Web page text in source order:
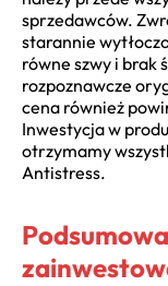
sprzedawców.
starannie
równe szwy i brak
rozpoznawcze
cena również
Inwestycja w
otrzymamy
Antistress.